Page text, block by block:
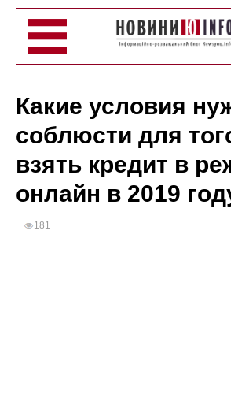
Какие условия
соблюсти для
взять кредит в
онлайн в 2019
181